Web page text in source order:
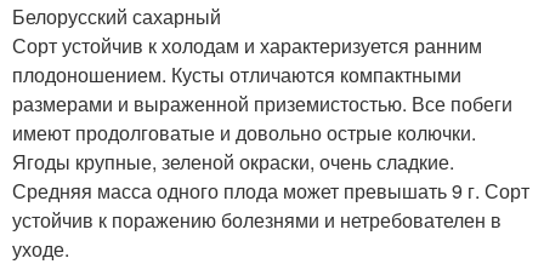
Белорусский сахарный
Сорт устойчив к холодам и характеризуется ранним
плодоношением. Кусты отличаются компактными
размерами и выраженной приземистостью. Все побеги
имеют продолговатые и довольно острые колючки.
Ягоды крупные, зеленой окраски, очень сладкие.
Средняя масса одного плода может превышать 9 г. Сорт
устойчив к поражению болезнями и нетребователен в
уходе.